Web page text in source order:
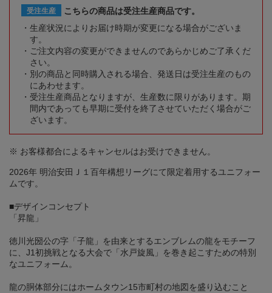
受注生産
こちらの商品は受注生産商品です。
生産状況によりお届け時期が変更になる場合がございま
す。
ご注文内容の変更ができませんのであらかじめご了承くだ
さい。
別の商品と同時購入される場合、発送日は受注生産のもの
にあわせます。
受注生産商品となりますが、生産数に限りがあります。期
間内であっても早期に受付を終了させていただく場合がご
ざいます。
※ お客様都合によるキャンセルはお受けできません。
2026年 明治安田Ｊ１百年構想リーグにて限定着用するユニフォー
ムです。
■デザインコンセプト
「昇龍」
徳川光圀公の字「子龍」を由来とするエンブレムの龍をモチーフ
に、J1初挑戦となる大会で「水戸旋風」を巻き起こすための特別
なユニフォーム。
龍の胴体部分にはホームタウン15市町村の地図を盛り込むこと